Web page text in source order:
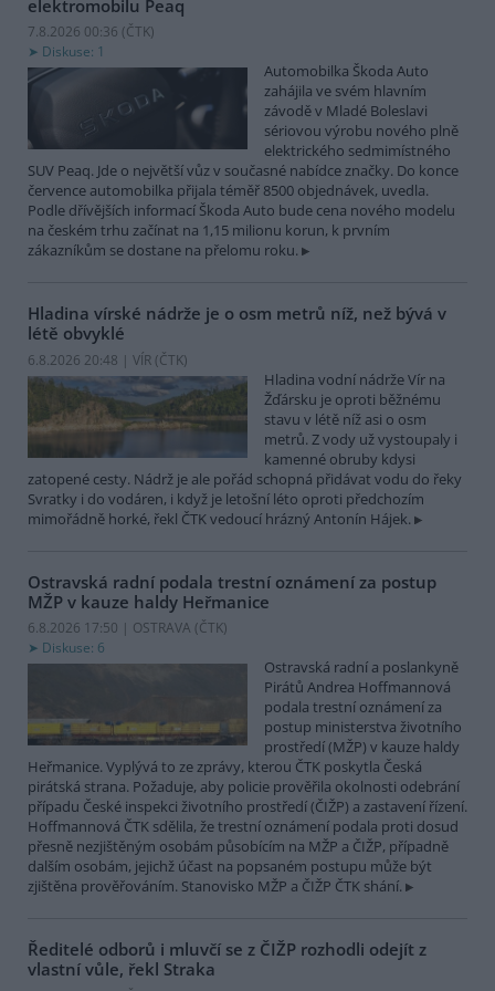
elektromobilu Peaq
7.8.2026 00:36 (ČTK)
Diskuse: 1
Automobilka Škoda Auto
zahájila ve svém hlavním
závodě v Mladé Boleslavi
sériovou výrobu nového plně
elektrického sedmimístného
SUV Peaq. Jde o největší vůz v současné nabídce značky. Do konce
července automobilka přijala téměř 8500 objednávek, uvedla.
Podle dřívějších informací Škoda Auto bude cena nového modelu
na českém trhu začínat na 1,15 milionu korun, k prvním
zákazníkům se dostane na přelomu roku.
Hladina vírské nádrže je o osm metrů níž, než bývá v
létě obvyklé
6.8.2026 20:48 | VÍR (ČTK)
Hladina vodní nádrže Vír na
Žďársku je oproti běžnému
stavu v létě níž asi o osm
metrů. Z vody už vystoupaly i
kamenné obruby kdysi
zatopené cesty. Nádrž je ale pořád schopná přidávat vodu do řeky
Svratky i do vodáren, i když je letošní léto oproti předchozím
mimořádně horké, řekl ČTK vedoucí hrázný Antonín Hájek.
Ostravská radní podala trestní oznámení za postup
MŽP v kauze haldy Heřmanice
6.8.2026 17:50 | OSTRAVA (ČTK)
Diskuse: 6
Ostravská radní a poslankyně
Pirátů Andrea Hoffmannová
podala trestní oznámení za
postup ministerstva životního
prostředí (MŽP) v kauze haldy
Heřmanice. Vyplývá to ze zprávy, kterou ČTK poskytla Česká
pirátská strana. Požaduje, aby policie prověřila okolnosti odebrání
případu České inspekci životního prostředí (ČIŽP) a zastavení řízení.
Hoffmannová ČTK sdělila, že trestní oznámení podala proti dosud
přesně nezjištěným osobám působícím na MŽP a ČIŽP, případně
dalším osobám, jejichž účast na popsaném postupu může být
zjištěna prověřováním. Stanovisko MŽP a ČIŽP ČTK shání.
Ředitelé odborů i mluvčí se z ČIŽP rozhodli odejít z
vlastní vůle, řekl Straka